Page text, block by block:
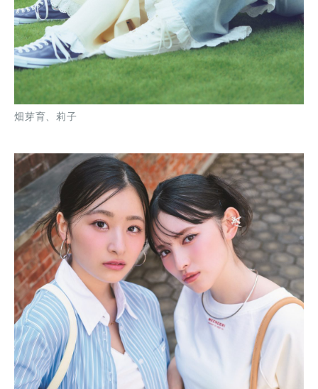
畑芽育、莉子